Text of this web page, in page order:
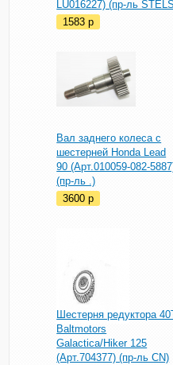
LU016227) (пр-ль
1583p
Вал заднего колеса с
шестерней Honda Lead
90 (Арт.010059-082-
(пр-ль .)
3600p
Шестерня редуктора
Baltmotors
Galactica/Hiker 125
(Арт.704377) (пр-ль CN)